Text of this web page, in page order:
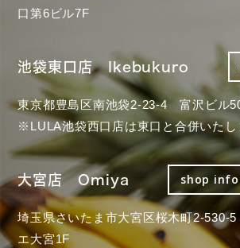
口第6ビル7F
池袋東口店 Ikebukuro
東京都豊島区南池袋2-23-4 富沢ビル
※LULA池袋西口店は東口と合併いたし
大宮店 Omiya shop info
埼玉県さいたま市大宮区桜木町2-
エ大宮1F